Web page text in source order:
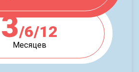
3/6/12
Месяцев